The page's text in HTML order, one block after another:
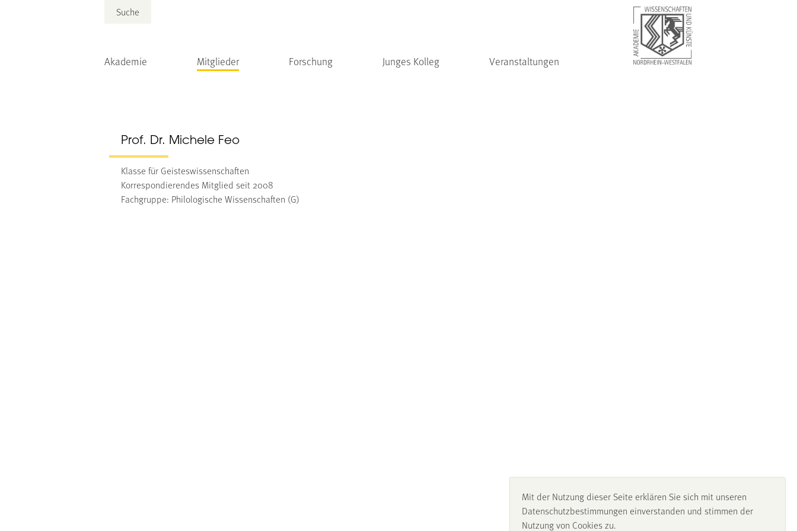
Suche
Akademie Mitglieder Forschung Junges Kolleg Veranstaltungen
Prof. Dr. Michele Feo
Klasse für Geisteswissenschaften
Korrespondierendes Mitglied seit 2008
Fachgruppe: Philologische Wissenschaften (G)
Mit der Nutzung dieser Seite erklären Sie sich mit unseren
Datenschutzbestimmungen einverstanden und stimmen der
Nutzung von Cookies zu.